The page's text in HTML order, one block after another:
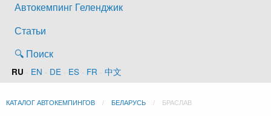
Автокемпинг Геленджик
Статьи
🔍 Поиск
RU · EN · DE · ES · FR · 中文
КАТАЛОГ АВТОКЕМПИНГОВ БЕЛАРУСЬ БРАСЛАВ